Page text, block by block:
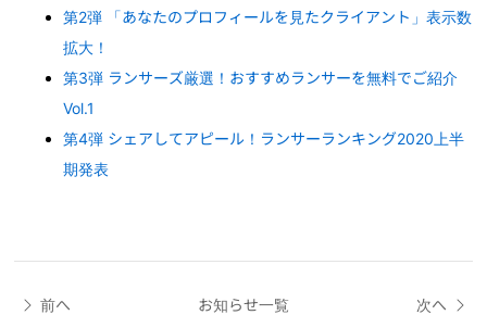
第2弾 「あなたのプロフィールを見たクライアント」表示数
拡大！
第3弾 ランサーズ厳選！おすすめランサーを無料でご紹介
Vol.1
第4弾 シェアしてアピール！ランサーランキング2020上半
期発表
前へ お知らせ一覧 次へ